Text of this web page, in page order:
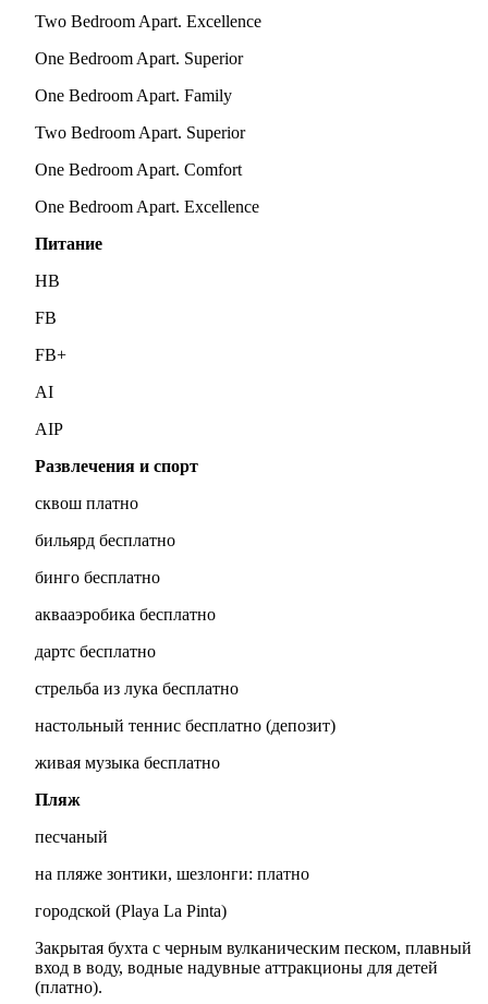
Two Bedroom Apart. Excellence
One Bedroom Apart. Superior
One Bedroom Apart. Family
Two Bedroom Apart. Superior
One Bedroom Apart. Comfort
One Bedroom Apart. Excellence
Питание
HB
FB
FB+
AI
AIP
Развлечения и спорт
сквош платно
бильярд бесплатно
бинго бесплатно
аквааэробика бесплатно
дартс бесплатно
стрельба из лука бесплатно
настольный теннис бесплатно (депозит)
живая музыка бесплатно
Пляж
песчаный
на пляже зонтики, шезлонги: платно
городской (Playa La Pinta)
Закрытая бухта с черным вулканическим песком, плавный
вход в воду, водные надувные аттракционы для детей
(платно).